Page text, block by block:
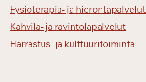
Fysioterapia- ja hierontapalvelut
Kahvila- ja ravintolapalvelut
Harrastus- ja kulttuuritoiminta